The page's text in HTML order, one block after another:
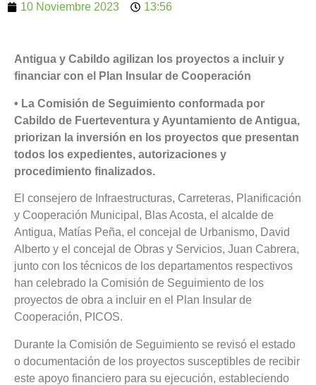
10 Noviembre 2023 13:56
Antigua y Cabildo agilizan los proyectos a incluir y
financiar con el Plan Insular de Cooperación
• La Comisión de Seguimiento conformada por
Cabildo de Fuerteventura y Ayuntamiento de Antigua,
priorizan la inversión en los proyectos que presentan
todos los expedientes, autorizaciones y
procedimiento finalizados.
El consejero de Infraestructuras, Carreteras, Planificación
y Cooperación Municipal, Blas Acosta, el alcalde de
Antigua, Matías Peña, el concejal de Urbanismo, David
Alberto y el concejal de Obras y Servicios, Juan Cabrera,
junto con los técnicos de los departamentos respectivos
han celebrado la Comisión de Seguimiento de los
proyectos de obra a incluir en el Plan Insular de
Cooperación, PICOS.
Durante la Comisión de Seguimiento se revisó el estado
o documentación de los proyectos susceptibles de recibir
este apoyo financiero para su ejecución, estableciendo